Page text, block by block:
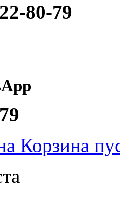
80-79
Корзина